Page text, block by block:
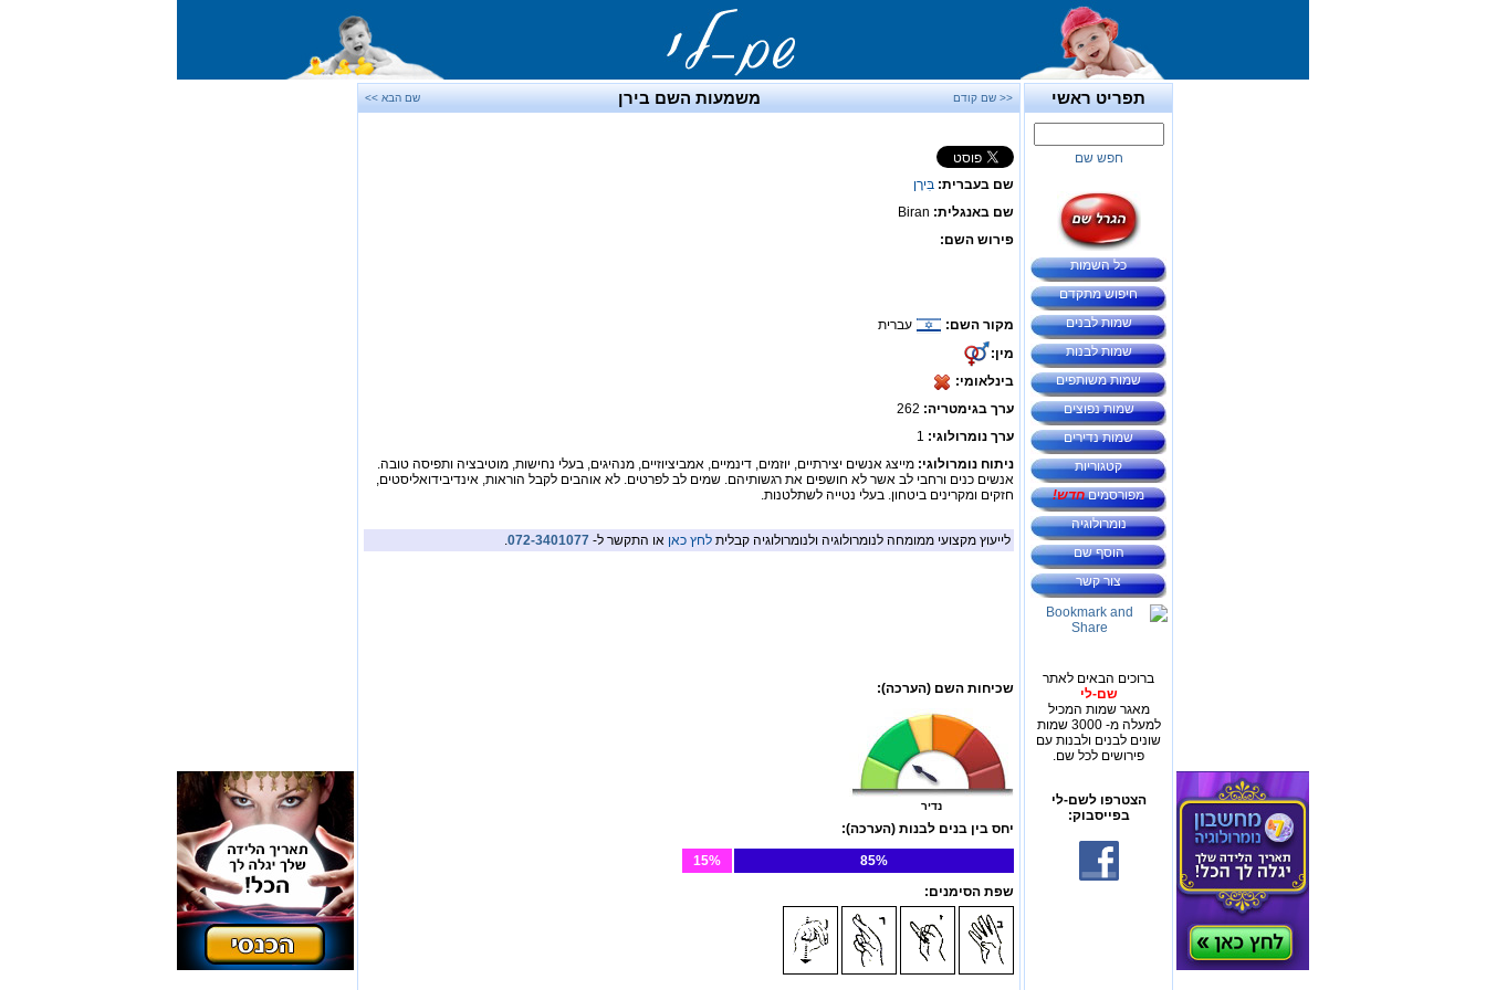
תפריט ראשי
חפש שם
כל השמות
חיפוש מתקדם
שמות לבנים
שמות לבנות
שמות משותפים
שמות נפוצים
שמות נדירים
קטגוריות
מפורסמיםחדש!
נומרולוגיה
הוסף שם
צור קשר
ברוכים הבאים לאתר
שם-לי
מאגר שמות המכיל
למעלה מ- 3000 שמות
שונים לבנים ולבנות עם
פירושים לכל שם.
הצטרפו לשם-לי
בפייסבוק:
<< שם קודם משמעות השם בירן שם הבא >>
שם בעברית: בִּירָן
שם באנגלית: Biran
פירוש השם:
מקור השם:
עברית
מין:
בינלאומי:
ערך בגימטריה:
ערך נומרולוגי: 1
ניתוח נומרולוגי: מייצג אנשים יצירתיים, יוזמים, דינמיים, אמביציוזיים, מנהיגים, בעלי נחישות, מוטיבציה ותפיסה טובה.
אנשים כנים ורחבי לב אשר לא חושפים את רגשותיהם. שמים לב לפרטים. לא אוהבים לקבל הוראות, אינדיבידואליסטים,
חזקים ומקרינים ביטחון. בעלי נטייה לשתלטנות.
לייעוץ מקצועי ממומחה לנומרולוגיה ולנומרולוגיה קבלית לחץ כאן או התקשר ל- 072-3401077
.
שכיחות השם (הערכה):
נדיר
יחס בין בנים לבנות (הערכה):
85%
15%
שפת הסימנים: